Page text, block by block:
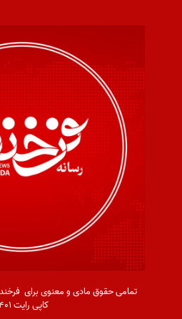
تمامی حقوق مادی و معنوی برای فرخنده
کاپی رایت ۱۴۰۱